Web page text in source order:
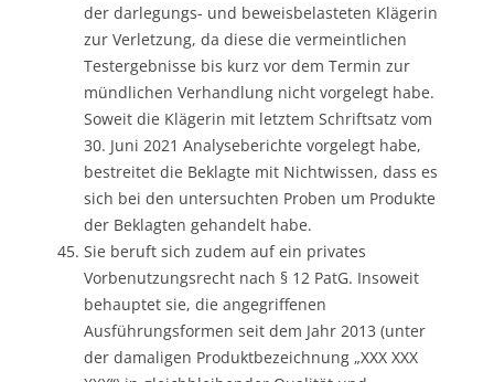
der darlegungs- und beweisbelasteten Klägerin
zur Verletzung, da diese die vermeintlichen
Testergebnisse bis kurz vor dem Termin zur
mündlichen Verhandlung nicht vorgelegt habe.
Soweit die Klägerin mit letztem Schriftsatz vom
30. Juni 2021 Analyseberichte vorgelegt habe,
bestreitet die Beklagte mit Nichtwissen, dass es
sich bei den untersuchten Proben um Produkte
der Beklagten gehandelt habe.
Sie beruft sich zudem auf ein privates
Vorbenutzungsrecht nach § 12 PatG. Insoweit
behauptet sie, die angegriffenen
Ausführungsformen seit dem Jahr 2013 (unter
der damaligen Produktbezeichnung „XXX XXX